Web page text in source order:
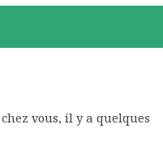
vous, il y a quelques